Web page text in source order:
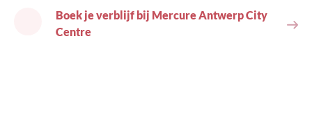
Boek je verblijf bij Mercure Antwerp City
Centre